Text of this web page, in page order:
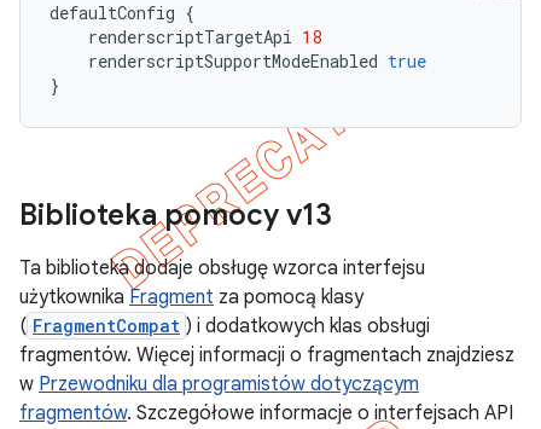
defaultConfig {
renderscriptTargetApi 18
renderscriptSupportModeEnabled true
}
Biblioteka pomocy v13
Ta biblioteka dodaje obsługę wzorca interfejsu
użytkownika Fragment za pomocą klasy
( FragmentCompat ) i dodatkowych klas obsługi
fragmentów. Więcej informacji o fragmentach znajdziesz
w Przewodniku dla programistów dotyczącym
fragmentów. Szczegółowe informacje o interfejsach API